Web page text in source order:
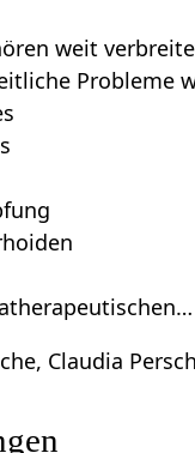
weit
Probleme
Claudia